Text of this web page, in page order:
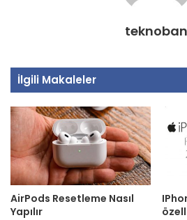
teknoban
İlgili Makaleler
AirPods Resetleme Nasıl
Yapılır